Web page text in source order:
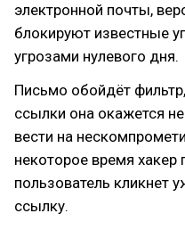
электронной почты,
блокируют известные
угрозами нулевого дня.
Письмо обойдёт
ссылки она окажется
вести на
некоторое время хакер
пользователь кликнет
ссылку.